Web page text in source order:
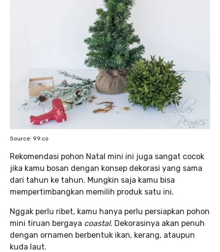
Source: 99.co
Rekomendasi pohon Natal mini ini juga sangat cocok
jika kamu bosan dengan konsep dekorasi yang sama
dari tahun ke tahun. Mungkin saja kamu bisa
mempertimbangkan memilih produk satu ini.
Nggak perlu ribet, kamu hanya perlu persiapkan pohon
mini tiruan bergaya coastal. Dekorasinya akan penuh
dengan ornamen berbentuk ikan, kerang, ataupun
kuda laut.